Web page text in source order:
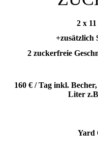
2 x
+zusätzlich
2 zuckerfreie
160 € / Tag inkl.
Liter
Yard